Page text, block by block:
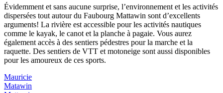
Évidemment et sans aucune surprise, l’environnement et les activités
dispersées tout autour du Faubourg Mattawin sont d’excellents
arguments! La rivière est accessible pour les activités nautiques
comme le kayak, le canot et la planche à pagaie. Vous aurez
également accès à des sentiers pédestres pour la marche et la
raquette. Des sentiers de VTT et motoneige sont aussi disponibles
pour les amoureux de ces sports.
Mauricie
Matawin